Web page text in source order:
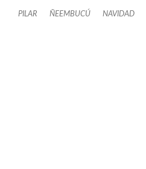
PILAR ÑEEMBUCÚ NAVIDAD